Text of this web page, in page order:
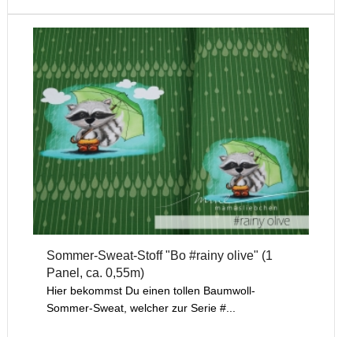
Sommer-Sweat-Stoff "Bo #rainy olive" (1
Panel, ca. 0,55m)
Hier bekommst Du einen tollen Baumwoll-
Sommer-Sweat, welcher zur Serie #...